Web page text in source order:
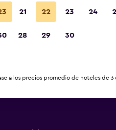
Fotos
21 22 23 24
28 29 30
a los precios promedio de hoteles de 3